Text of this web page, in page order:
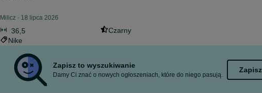
Milicz - 18 lipca 2026
36,5
Czarny
Nike
Zapisz to wyszukiwanie
Damy Ci znać o nowych ogłoszeniach, które do niego pasują.
Zapisz